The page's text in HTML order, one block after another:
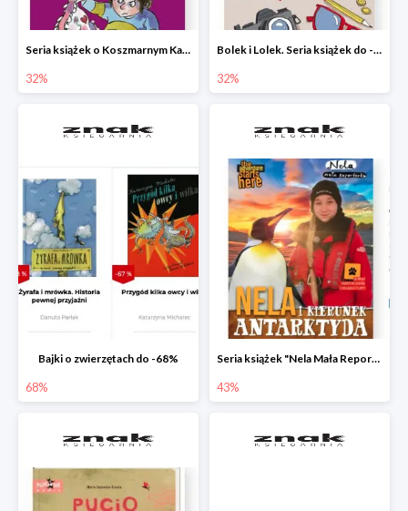
Seria książek o Koszmarnym Karolku do -32%
32%
Bolek i Lolek. Seria książek do -32%
32%
Bajki o zwierzętach do -68%
68%
Seria książek "Nela Mała Reporterka" do -43%
43%